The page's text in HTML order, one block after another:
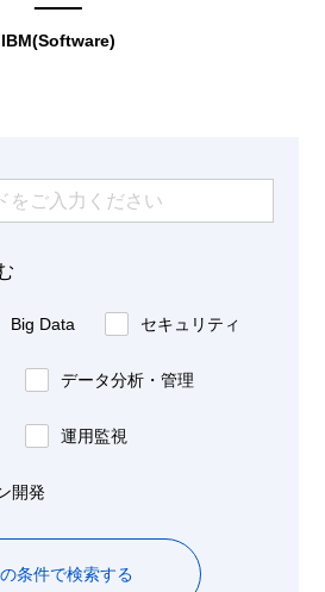
IBM(Software)
Big Data セキュリティ
データ分析・管理
運用監視
開発
条件で検索する